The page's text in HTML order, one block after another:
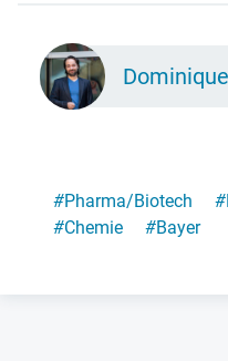
#Pharma/Biotech #
#Chemie #Bayer